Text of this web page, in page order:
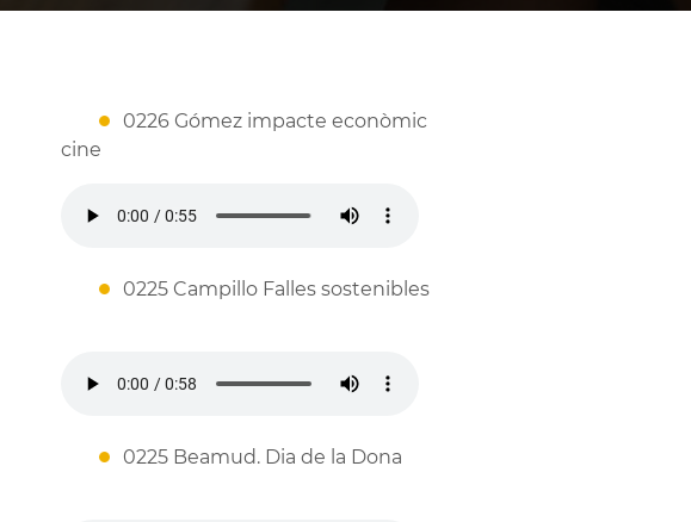
0226 Gómez impacte econòmic
cine
0225 Campillo Falles sostenibles
0225 Beamud. Dia de la Dona